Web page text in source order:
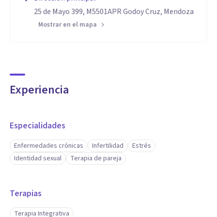
haremos acompañándonos, buscado las herramientas que
mejor se adecuen a las personas que somos y queremos ser.
25 de Mayo 399, M5501APR Godoy Cruz, Mendoza
Mostrar en el mapa
Experiencia
Especialidades
Enfermedades crónicas Infertilidad
Estrés
Identidad sexual
Terapia de pareja
Terapias
Terapia Integrativa